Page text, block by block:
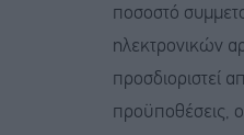
ποσοστό
ηλεκτρονικών
προσδιοριστεί
προϋποθέσεις,